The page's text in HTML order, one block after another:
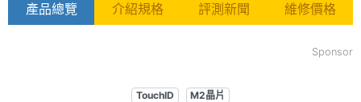
產品總覽 介紹規格 評測新聞 維修價格
Sponsor
TouchID M2晶片